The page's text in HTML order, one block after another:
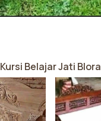
Kursi Belajar Jati Blora